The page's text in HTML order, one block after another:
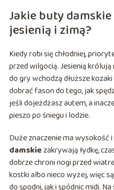
Jakie buty
jesienią i zimą?
Kiedy robi się chłodniej,
przed wilgocią. Jesienią
do gry wchodzą dłuższe
dobrać fason do tego, jak
jeśli dojeżdżasz autem, a
pieszo po śniegu i lodzie.
Duże znaczenie ma wysokość
damskiezakrywają łydkę,
dobrze chroni nogi przed
kostki albo nieco wyżej, więc
do spodni, jak i spódnic midi.